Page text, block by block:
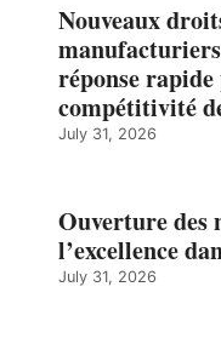
Nouveaux
réponse
compétitivité
July 31, 2026
Ouverture des
l’excellence
July 31, 2026